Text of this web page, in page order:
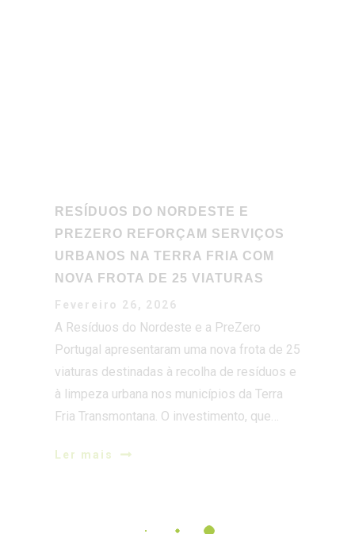
NOVA FROTA DE 25 VIATURAS
Fevereiro 26, 2026
A Resíduos do Nordeste e a PreZero
Portugal apresentaram uma nova frota de 25
viaturas destinadas à recolha de resíduos e
à limpeza urbana nos municípios da Terra
Fria Transmontana. O investimento, que…
Ler mais